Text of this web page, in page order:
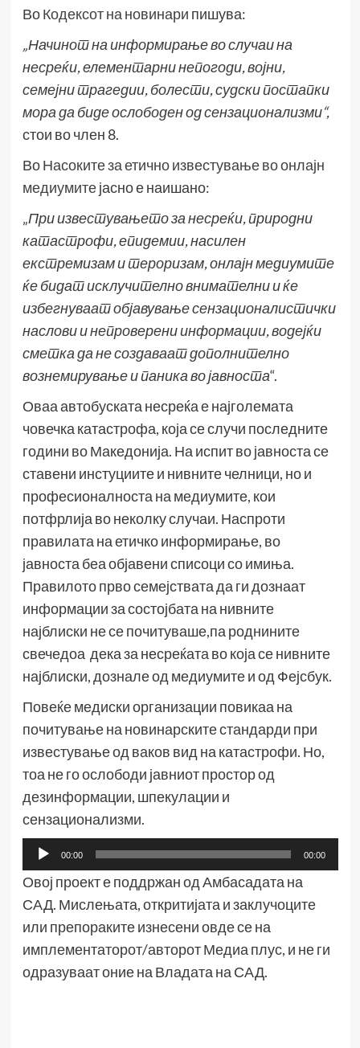
ВоКодексот на новинари пишува:
„Начинот на информирање во случаи на
несреќи, елементарни непогоди, војни,
семејни трагедии, болести, судски постапки
мора да биде ослободен од сензационализми“,
стои во член 8.
ВоНасоките за етично известување во онлајн
медиумитејасно е наишано:
„При известувањето за несреќи, природни
катастрофи, епидемии, насилен
екстремизам и тероризам, онлајн медиумите
ќе бидат исклучително внимателни и ќе
избегнуваат објавување сензационалистички
наслови и непроверени информации, водејќи
сметка да не создаваат дополнително
вознемирување и паника во јавноста“.
Оваа автобуската несреќа е најголемата
човечка катастрофа, која се случи последните
години во Македонија. На испит во јавноста се
ставени инстуциите и нивните челници, но и
професионалноста на медиумите, кои
потфрлија во неколку случаи. Наспроти
правилата на етичко информирање, во
јавноста беа објавени списоци со имиња.
Правилото прво семејствата да ги дознаат
информации за состојбата на нивните
најблиски не се почитуваше,па роднините
свечедоа дека за несреќата во која се нивните
најблиски, дознале од медиумите и од Фејсбук.
Повеќе медиски организации повикаа на
почитување на новинарските стандарди при
известување од ваков вид на катастрофи. Но,
тоа не го ослободи јавниот простор од
дезинформации, шпекулации и
сензационализми.
Аудио
плејер
00:00 00:00
Овој проект е поддржан од Амбасадата на
САД. Мислењата, откритијата и заклучоците
или препораките изнесени овде се на
имплементаторот/авторот Медиа плус, и не ги
одразуваат оние на Владата на САД.